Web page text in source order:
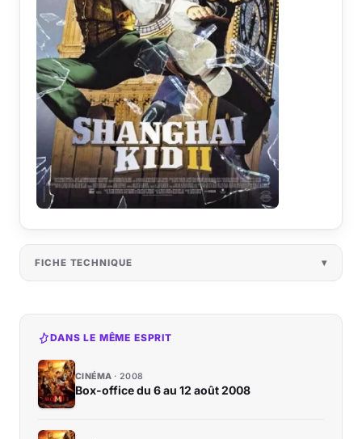
FICHE TECHNIQUE
DANS LE MÊME ESPRIT
CINÉMA 2008
Box-office du 6 au 12 août 2008